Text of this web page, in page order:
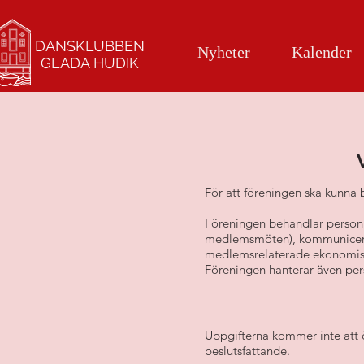
DANSKLUBBEN
GLADA HUDIK
Nyheter Kalender
För att föreningen ska
Föreningen behandlar
medlemsmöten),
medlemsrelaterade
Föreningen hanterar även
Uppgifterna kommer inte att
beslutsfattande.